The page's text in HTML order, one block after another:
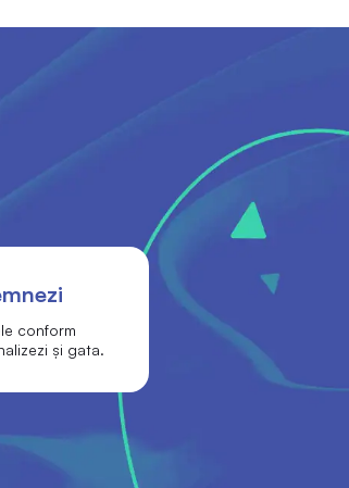
conform
și gata.